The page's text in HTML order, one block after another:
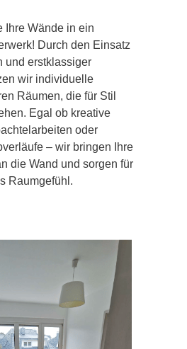
Ihre Wände in ein
Durch den Einsatz
und erstklassiger
wir individuelle
Räumen, die für Stil
Egal ob kreative
oder
– wir bringen Ihre
die Wand und sorgen für
Raumgefühl.